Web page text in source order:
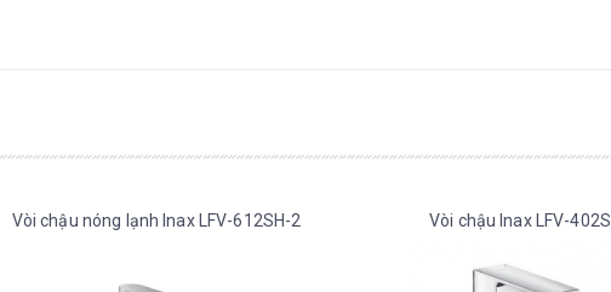
Vòi chậu nóng lạnh Inax LFV-612SH-2 Vòi chậu Inax LFV-402S